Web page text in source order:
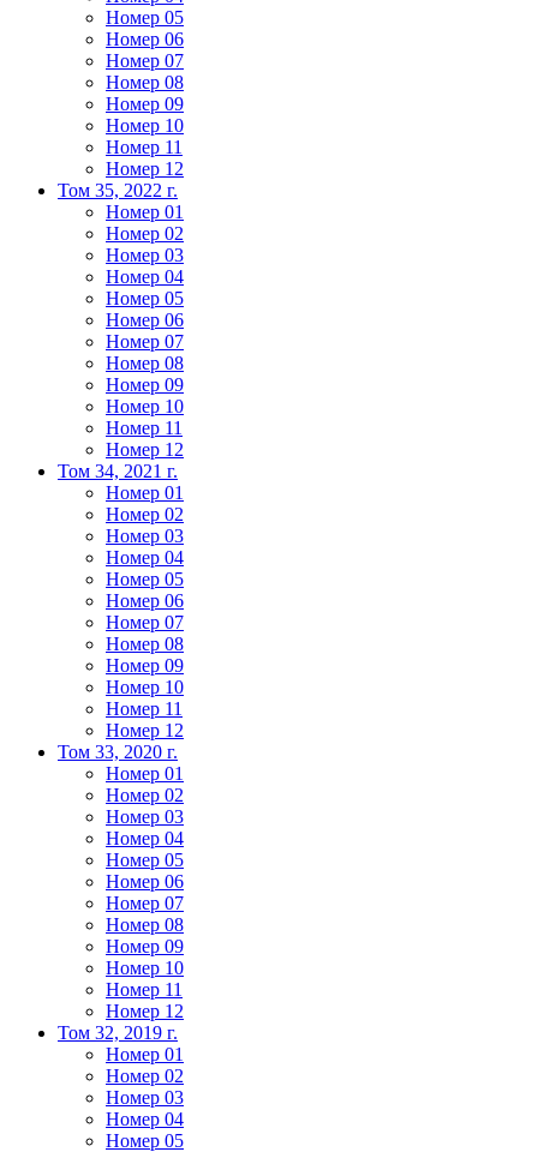
Номер 05
Номер 06
Номер 07
Номер 08
Номер 09
Номер 10
Номер 11
Номер 12
Том 35, 2022 г.
Номер 01
Номер 02
Номер 03
Номер 04
Номер 05
Номер 06
Номер 07
Номер 08
Номер 09
Номер 10
Номер 11
Номер 12
Том 34, 2021 г.
Номер 01
Номер 02
Номер 03
Номер 04
Номер 05
Номер 06
Номер 07
Номер 08
Номер 09
Номер 10
Номер 11
Номер 12
Том 33, 2020 г.
Номер 01
Номер 02
Номер 03
Номер 04
Номер 05
Номер 06
Номер 07
Номер 08
Номер 09
Номер 10
Номер 11
Номер 12
Том 32, 2019 г.
Номер 01
Номер 02
Номер 03
Номер 04
Номер 05